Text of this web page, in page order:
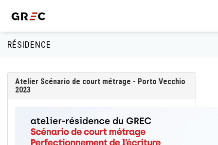
RÉSIDENCE
Atelier Scénario de court métrage - Porto Vecchio
2023